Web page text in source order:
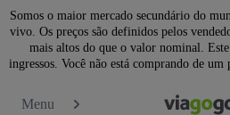
Somos o maior mercado secundário do
vivo. Os preços são definidos pelos
mais altos do que o valor nominal.
ingressos. Você não está comprando de
Menu